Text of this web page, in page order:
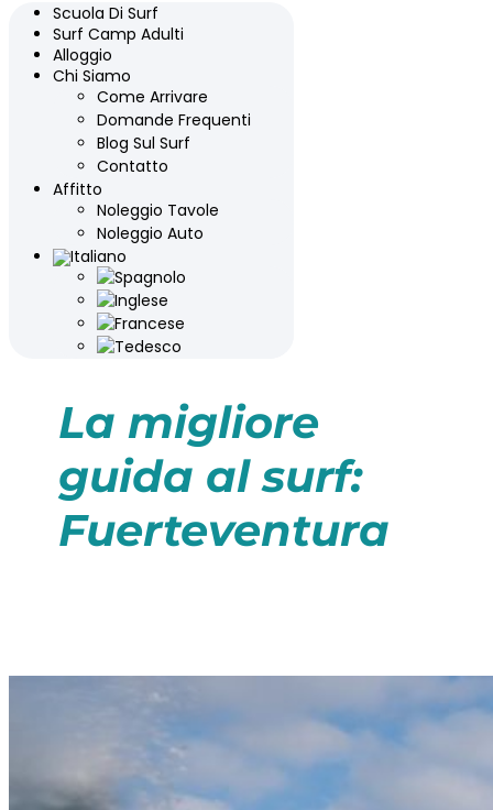
Scuola Di Surf
Surf Camp Adulti
Alloggio
Chi Siamo
Come Arrivare
Domande Frequenti
Blog Sul Surf
Contatto
Affitto
Noleggio Tavole
Noleggio Auto
La migliore
guida al surf:
Fuerteventura